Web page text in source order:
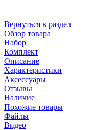
Вернуться в раздел
Обзор товара
Набор
Комплект
Описание
Характеристики
Аксессуары
Отзывы
Наличие
Похожие товары
Файлы
Видео